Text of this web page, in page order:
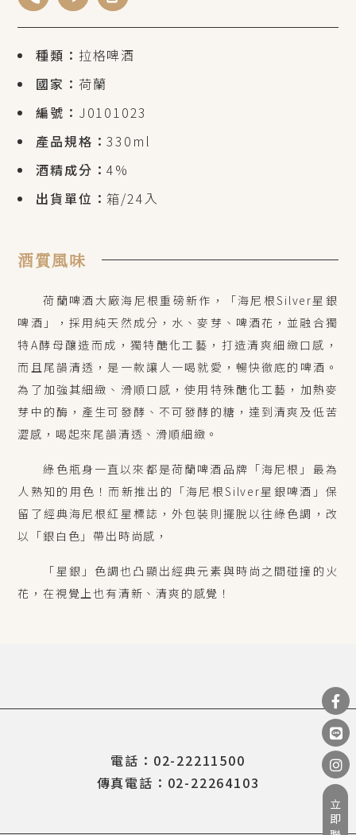
種類： 拉格啤酒
國家： 荷蘭
編號： J0101023
產品規格：330ml
酒精成分：4%
出貨單位：箱/24入
酒質風味
荷蘭啤酒大廠海尼根重磅新作，「海尼根Silver星銀
啤酒」， 採用純天然成分，水、麥芽、啤酒花，並融合獨
特A酵母釀造而成，獨特醣化工藝，打造清爽細緻口感，
而且尾韻清透，是一款讓人一喝就愛，暢快徹底的啤酒。
為了加強其細緻、滑順口感，使用特殊醣化工藝，加熱麥
芽中的酶，產生可發酵、不可發酵的糖， 達到清爽及低苦
澀感，喝起來尾韻清透、滑順細緻。
綠色瓶身一直以來都是荷蘭啤酒品牌「海尼根」最為
人熟知的用色！而新推出的「海尼根Silver星銀啤酒」保
留了經典海尼根紅星標誌，外包裝則擺脫以往綠色調，改
以「銀白色」帶出時尚感，
「星銀」色調也凸顯出經典元素與時尚之間碰撞的火
花，在視覺上也有清新、清爽的感覺 ！
電話：02-22211500
傳真電話：02-22264103